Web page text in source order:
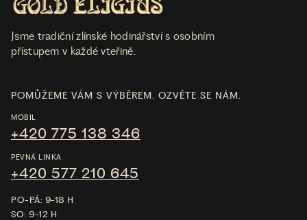
Jsme tradiční zlínské hodinářství s osobním
přístupem v každé vteřině.
POMŮŽEME VÁM S VÝBĚREM. OZVĚTE SE NÁM.
MOBIL
+420 775 138 346
PEVNÁ LINKA
+420 577 210 645
PO-PÁ: 9-18 H
SO: 9-12 H